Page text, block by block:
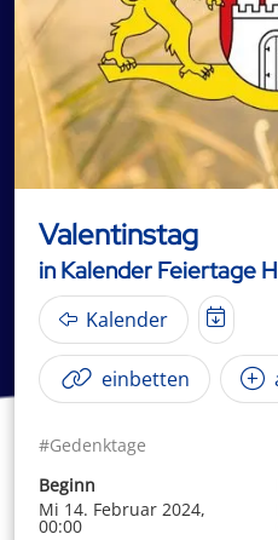
Valentinstag
in Kalender Feiertage
Kalender
einbetten
#Gedenktage
Beginn
Mi 14. Februar 2024,
00:00